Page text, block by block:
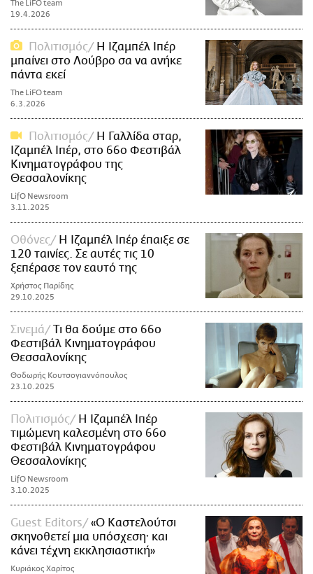
The LiFO team
19.4.2026
Πολιτισμός
Η Ιζαμπέλ Ιπέρ
μπαίνει στο Λούβρο σα να ανήκε
πάντα εκεί
The LiFO team
6.3.2026
Πολιτισμός
Η Γαλλίδα σταρ,
Ιζαμπέλ Ιπέρ, στο 66ο Φεστιβάλ
Κινηματογράφου της
Θεσσαλονίκης
LifO Newsroom
3.11.2025
Οθόνες
Η Ιζαμπέλ Ιπέρ έπαιξε σε
120 ταινίες. Σε αυτές τις 10
ξεπέρασε τον εαυτό της
Χρήστος Παρίδης
29.10.2025
Σινεμά
Τι θα δούμε στο 66ο
Φεστιβάλ Κινηματογράφου
Θεσσαλονίκης
Θοδωρής Κουτσογιαννόπουλος
23.10.2025
Πολιτισμός
Η Ιζαμπέλ Ιπέρ
τιμώμενη καλεσμένη στο 66ο
Φεστιβάλ Κινηματογράφου
Θεσσαλονίκης
LifO Newsroom
3.10.2025
Guest Editors
«Ο Καστελούτσι
σκηνοθετεί μια υπόσχεση· και
κάνει τέχνη εκκλησιαστική»
Κυριάκος Χαρίτος